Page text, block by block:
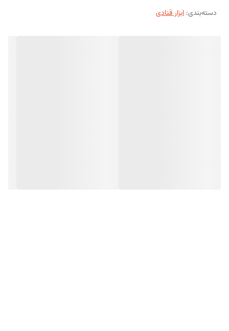
دسته‌بندی: ابزار قنادی